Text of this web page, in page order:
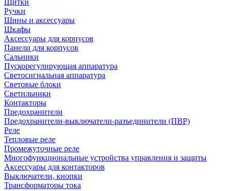
Щитки
Ручки
Шины и аксессуары
Шкафы
Аксессуары для корпусов
Панели для корпусов
Сальники
Пускорегулирующая аппаратура
Светосигнальная аппаратура
Световые блоки
Светильники
Контакторы
Предохранители
Предохранители-выключатели-разъединители (ПВР)
Реле
Тепловые реле
Промежуточные реле
Многофункциональные устройства управления и защиты
Аксессуары для контакторов
Выключатели, кнопки
Трансформаторы тока